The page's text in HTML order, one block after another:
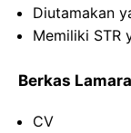
Diutamakan
Memiliki STR
Berkas
CV